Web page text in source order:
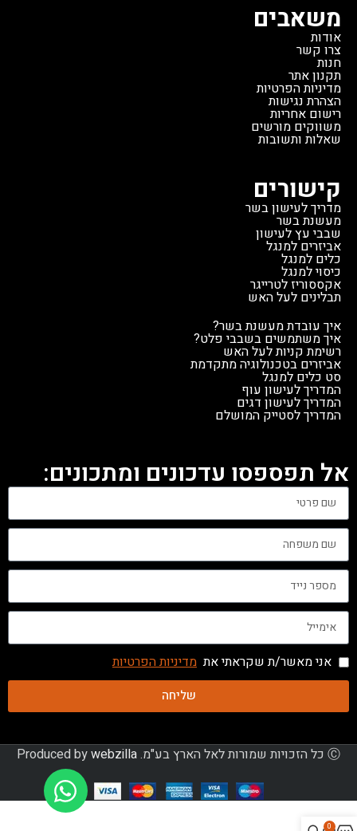
משאבים
אודות
צרו קשר
חנות
תקנון אתר
מדיניות הפרטיות
הצהרת נגישות
רישום אחריות
משווקים מורשים
שאלות ותשובות
קישורים
מדריך לעישון בשר
מעשנת בשר
שבבי עץ לעישון
אביזרים למנגל
כלים למנגל
כיסוי למנגל
אקססוריז לטרייגר
תבלינים לעל האש
איך עובדת מעשנת בשר?
איך משתמשים בשבבי פלט?
רשימת קניות לעל האש
אביזרים בטכנולוגיה מתקדמת
סט כלים למנגל
המדריך לעישון עוף
המדריך לעישון דגים
המדריך לסטייק המושלם
אל תפספסו עדכונים ומתכונים:
אני מאשר/ת שקראתי את מדיניות הפרטיות
שליחה
Ⓒ כל הזכויות שמורות לאל הארץ בע"מ. Produced by webzilla
0